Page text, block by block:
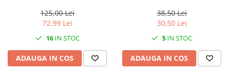
125,00 Lei
72,99 Lei
16IN STOC
ADAUGA IN COS
Professional
38,50 Lei
30,50 Lei
5 IN STOC
ADAUGA IN COS